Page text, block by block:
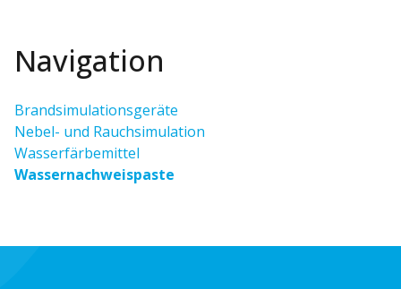
Navigation
Brandsimulationsgeräte
Nebel- und Rauchsimulation
Wasserfärbemittel
Wassernachweispaste